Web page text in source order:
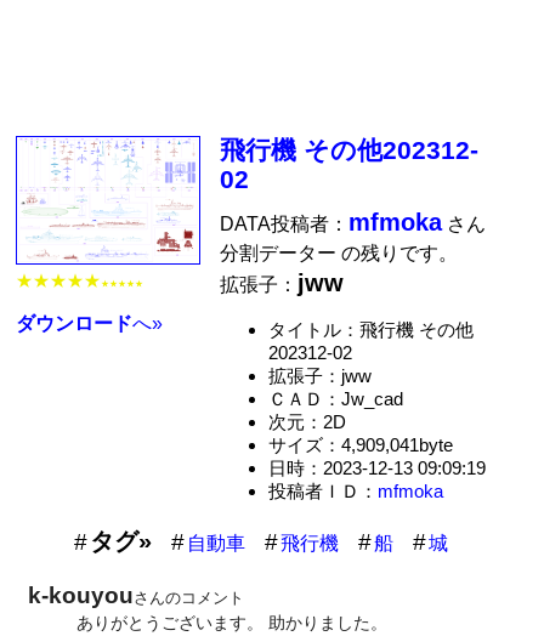
★★★★★ ★★★★★
ダウンロードへ»
飛行機 その他202312-
02
DATA投稿者： mfmokaさん
分割データー の残りです。
拡張子： jww
タイトル：飛行機 その他
202312-02
拡張子：jww
ＣＡＤ：Jw_cad
次元：2D
サイズ：4,909,041byte
日時：2023-12-13 09:09:19
投稿者ＩＤ： mfmoka
タグ» 自動車 飛行機 船 城
k-kouyouさんのコメント
ありがとうございます。 助かりました。